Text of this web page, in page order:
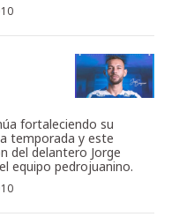
fortaleciendo su
temporada y este
del delantero Jorge
equipo pedrojuanino.